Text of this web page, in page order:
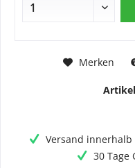
Merken
Versand innerhalb
30 Tage